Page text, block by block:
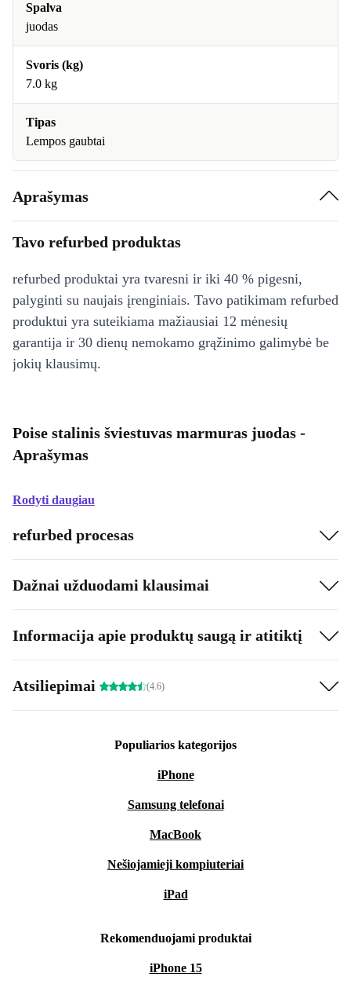
Spalva
juodas
Svoris (kg)
7.0 kg
Tipas
Lempos gaubtai
Aprašymas
Tavo refurbed produktas
refurbed produktai yra tvaresni ir iki 40 % pigesni,
palyginti su naujais įrenginiais. Tavo patikimam refurbed
produktui yra suteikiama mažiausiai 12 mėnesių
garantija ir 30 dienų nemokamo grąžinimo galimybė be
jokių klausimų.
Poise stalinis šviestuvas marmuras juodas -
Aprašymas
Rodyti daugiau
refurbed procesas
Dažnai užduodami klausimai
Informacija apie produktų saugą ir atitiktį
Atsiliepimai (4.6)
Populiarios kategorijos
iPhone
Samsung telefonai
MacBook
Nešiojamieji kompiuteriai
iPad
Rekomenduojami produktai
iPhone 15